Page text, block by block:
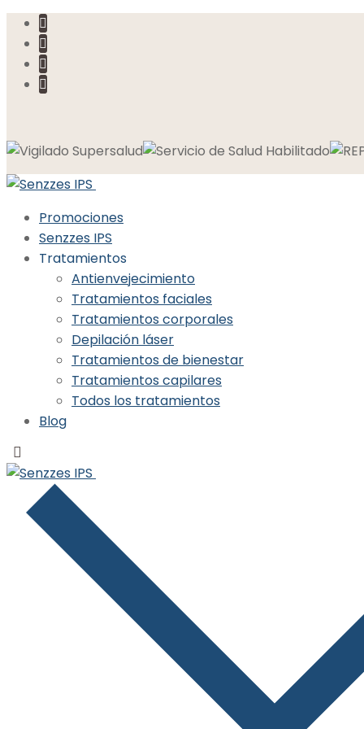
contenido
Menú
Cerrar
Promociones
Senzzes IPS
Tratamientos
Antienvejecimiento
Tratamientos faciales
Tratamientos corporales
Depilación láser
Tratamientos de bienestar
Tratamientos capilares
Todos los tratamientos
Blog